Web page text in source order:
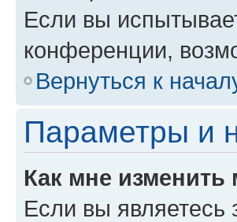
Если вы
конференции,
Вернуться к
Параметры и
Как мне изменить
Если вы являетесь